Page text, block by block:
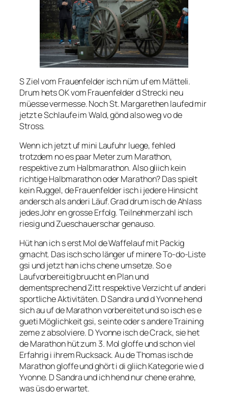
S Ziel vom Frauenfelder isch nüm uf em Mätteli.
Drum hets OK vom Frauenfelder d Strecki neu
müesse vermesse. Noch St. Margarethen laufed mir
jetzt e Schlaufe im Wald, gönd also weg vo de
Stross.
Wenn ich jetzt uf mini Laufuhr luege, fehled
trotzdem no es paar Meter zum Marathon,
respektive zum Halbmarathon. Also gliich kein
richtige Halbmarathon oder Marathon? Das spielt
kein Ruggel, de Frauenfelder isch i jedere Hinsicht
andersch als anderi Läuf. Grad drum isch de Ahlass
jedes Johr en grosse Erfolg. Teilnehmerzahl isch
riesig und Zueschauerschar genauso.
Hüt han ich s erst Mol de Waffelauf mit Packig
gmacht. Das isch scho länger uf minere To-do-Liste
gsi und jetzt han ichs chene umsetze. So e
Laufvorbereitig bruucht en Plan und
dementsprechend Zitt respektive Verzicht uf anderi
sportliche Aktivitäten. D Sandra und d Yvonne hend
sich au uf de Marathon vorbereitet und so isch es e
gueti Möglichkeit gsi, s einte oder s andere Training
zeme z absolviere. D Yvonne isch de Crack, sie het
de Marathon hüt zum 3. Mol gloffe und schon viel
Erfahrig i ihrem Rucksack. Au de Thomas isch de
Marathon gloffe und ghört i di gliich Kategorie wie d
Yvonne. D Sandra und ich hend nur chene erahne,
was üs do erwartet.